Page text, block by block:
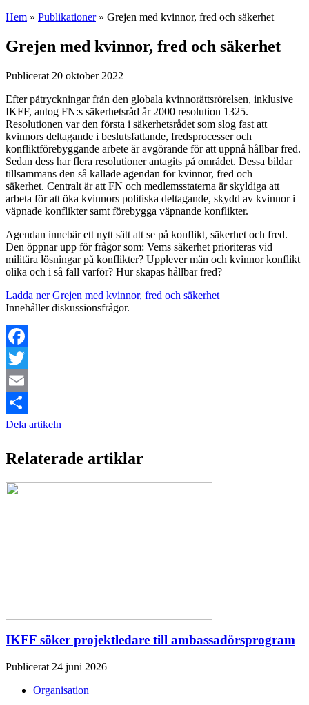
Hem » Publikationer » Grejen med kvinnor, fred och säkerhet
Grejen med kvinnor, fred och säkerhet
Publicerat 20 oktober 2022
Efter påtryckningar från den globala kvinnorättsrörelsen, inklusive
IKFF, antog FN:s säkerhetsråd år 2000 resolution 1325.
Resolutionen var den första i säkerhetsrådet som slog fast att
kvinnors deltagande i beslutsfattande, fredsprocesser och
konfliktförebyggande arbete är avgörande för att uppnå hållbar fred.
Sedan dess har flera resolutioner antagits på området. Dessa bildar
tillsammans den så kallade agendan för kvinnor, fred och
säkerhet. Centralt är att FN och medlemsstaterna är skyldiga att
arbeta för att öka kvinnors politiska deltagande, skydd av kvinnor i
väpnade konflikter samt förebygga väpnande konflikter.
Agendan innebär ett nytt sätt att se på konflikt, säkerhet och fred.
Den öppnar upp för frågor som: Vems säkerhet prioriteras vid
militära lösningar på konflikter? Upplever män och kvinnor konflikt
olika och i så fall varför? Hur skapas hållbar fred?
Ladda ner Grejen med kvinnor, fred och säkerhet
Innehåller diskussionsfrågor.
Facebook
Twitter
Email
Dela artikeln
Relaterade artiklar
IKFF söker projektledare till ambassadörsprogram
Publicerat 24 juni 2026
Organisation